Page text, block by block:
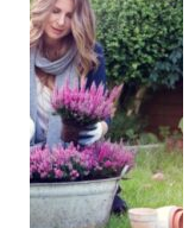
Srpnový
řez
levandule:
Proč právě
teď
rozhodujet